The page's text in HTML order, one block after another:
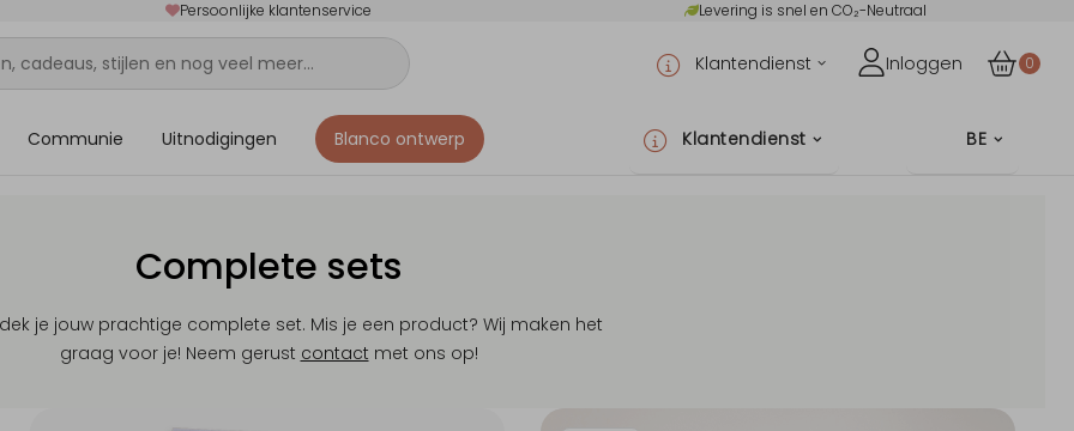
Persoonlijke klantenservice Levering is snel en CO₂-Neutraal
Klantendienst Inloggen 0
Communie Uitnodigingen Blanco ontwerp Klantendienst BE
Complete sets
je jouw prachtige complete set. Mis je een product? Wij maken het
graag voor je! Neem gerust contact met ons op!